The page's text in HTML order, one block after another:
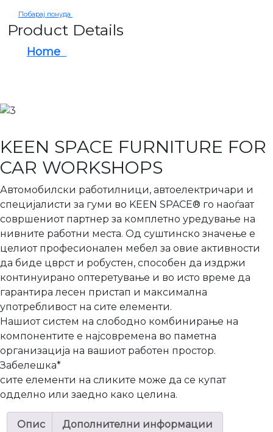
Побарај понуда
Product Details
Home
KEEN SPACE FURNITURE FOR
CAR WORKSHOPS
Автомобилски работилници, автоелектричари и
специјалисти за гуми во KEEN SPACE® го наоѓаат
совршениот партнер за комплетно уредување на
нивните работни места. Од суштинско значење е
целиот професионален мебел за овие активности
да биде цврст и робустен, способен да издржи
континуирано оптеретување и во исто време да
гарантира лесен пристап и максимална
употребливост на сите елементи.
Нашиот систем на слободно комбинирање на
компонентите е најсовремена во паметна
организација на вашиот работен простор.
Забелешка*
сите елементи на сликите може да се купат
одделно или заедно како целина.
Опис Дополнителни информации